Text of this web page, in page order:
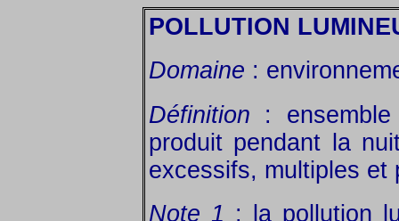
POLLUTION
Domaine :
Définition :
produit pendant la
excessifs, multiples et
Note 1 : la pollution